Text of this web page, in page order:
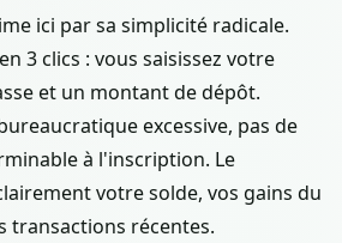
ici par sa simplicité radicale.
3 clics : vous saisissez votre
et un montant de dépôt.
excessive, pas de
à l'inscription. Le
votre solde, vos gains du
transactions récentes.